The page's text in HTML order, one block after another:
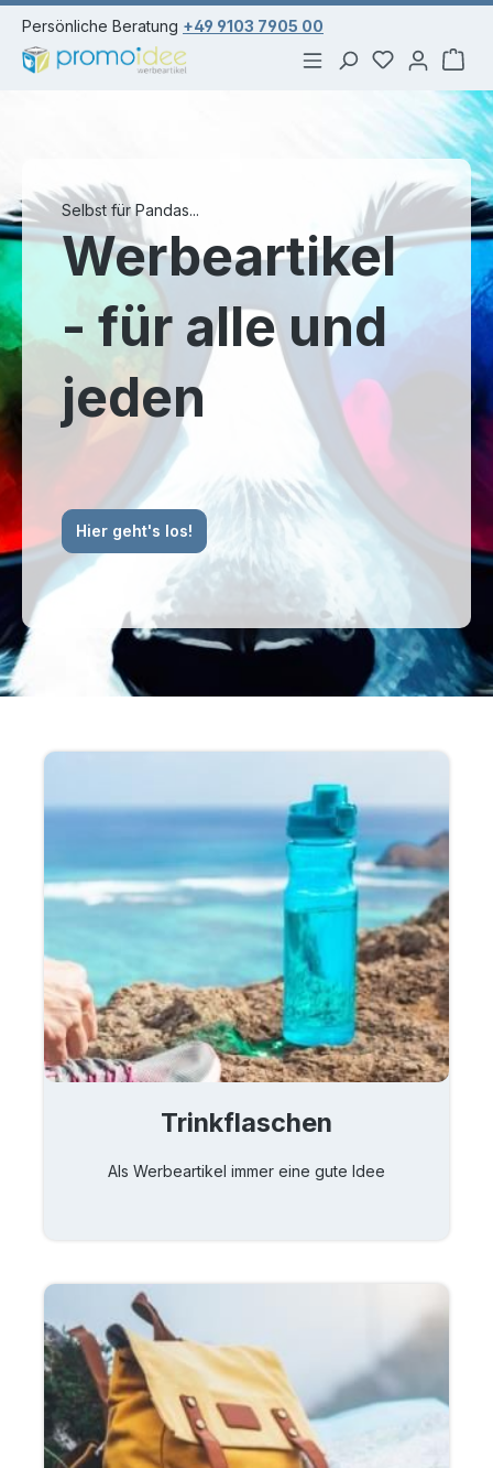
springen
Persönliche Beratung +49 9103 7905 00
Du hast 0
Selbst für Pandas...
Werbeartikel
- für alle und
jeden
Hier geht's los!
Trinkflaschen
Als Werbeartikel immer eine gute Idee